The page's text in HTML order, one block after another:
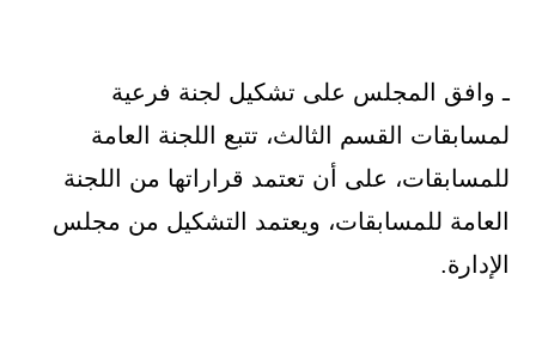
ـ وافق المجلس على تشكيل لجنة فرعية
لمسابقات القسم الثالث، تتبع اللجنة العامة
للمسابقات، على أن تعتمد قراراتها من اللجنة
العامة للمسابقات، ويعتمد التشكيل من مجلس
الإدارة.